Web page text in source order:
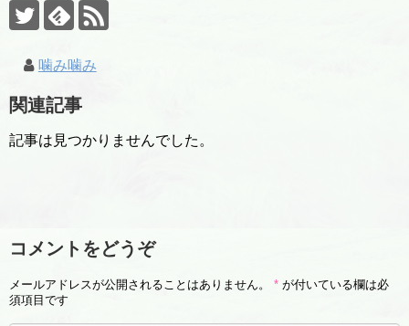
噛み噛み
関連記事
記事は見つかりませんでした。
コメントをどうぞ
メールアドレスが公開されることはありません。 * が付いている欄は必
須項目です